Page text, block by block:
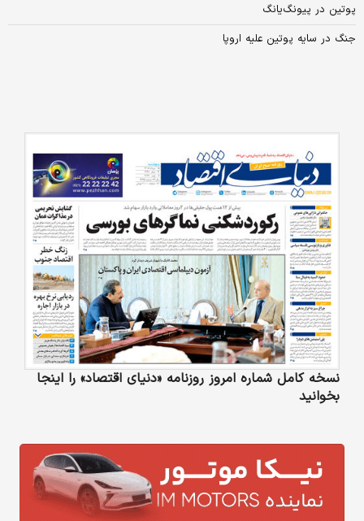
پوتین در پیونگ‌یانگ
جنگ در سایه پوتین علیه اروپا
نسخه کامل شماره امروز روزنامه «دنیای‌ اقتصاد» را اینجا
بخوانید